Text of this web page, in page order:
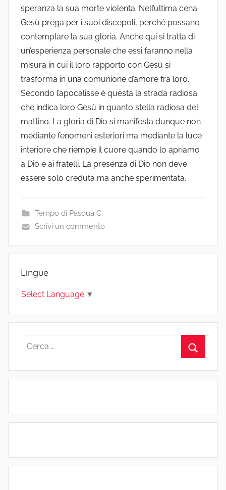
speranza la sua morte violenta. Nell’ultima cena
Gesù prega per i suoi discepoli, perché possano
contemplare la sua gloria. Anche qui si tratta di
un’esperienza personale che essi faranno nella
misura in cui il loro rapporto con Gesù si
trasforma in una comunione d’amore fra loro.
Secondo l’apocalisse è questa la strada radiosa
che indica loro Gesù in quanto stella radiosa del
mattino. La gloria di Dio si manifesta dunque non
mediante fenomeni esteriori ma mediante la luce
interiore che riempie il cuore quando lo apriamo
a Dio e ai fratelli. La presenza di Dio non deve
essere solo creduta ma anche sperimentata.
Tempo di Pasqua C
Scrivi un commento
Lingue
Select Language ▼
Ricerca